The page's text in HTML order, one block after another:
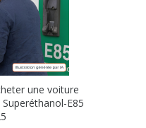
une voiture
E85